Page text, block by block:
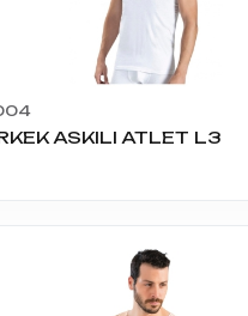
ASKILI ATLET L3